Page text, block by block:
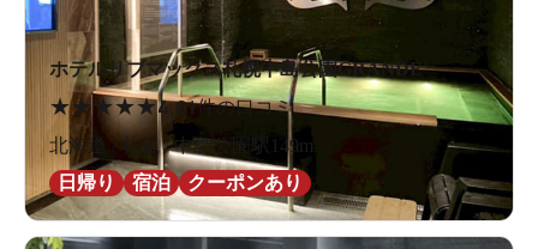
ホテルリブマックス札幌中島公園GRANDE
★★ ★★★4.01件の口コミ
北海道 / 札幌 / 中島公園駅149m
日帰り
宿泊 クーポンあり